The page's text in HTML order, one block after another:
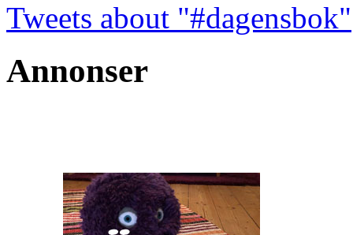
Tweets about "#dagensbok"
Annonser